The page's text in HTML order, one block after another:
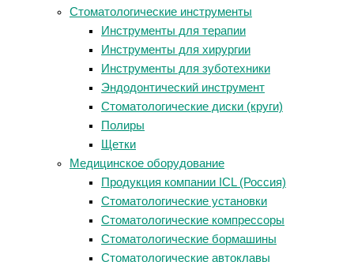
Стоматологические инструменты
Инструменты для терапии
Инструменты для хирургии
Инструменты для зуботехники
Эндодонтический инструмент
Стоматологические диски (круги)
Полиры
Щетки
Медицинское оборудование
Продукция компании ICL (Россия)
Стоматологические установки
Стоматологические компрессоры
Стоматологические бормашины
Стоматологические автоклавы